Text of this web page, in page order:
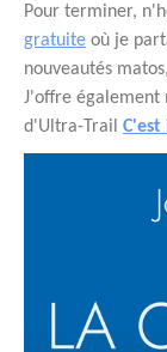
Pour terminer,
gratuite où je
nouveautés
J'offre également
d'Ultra-Trail C'est